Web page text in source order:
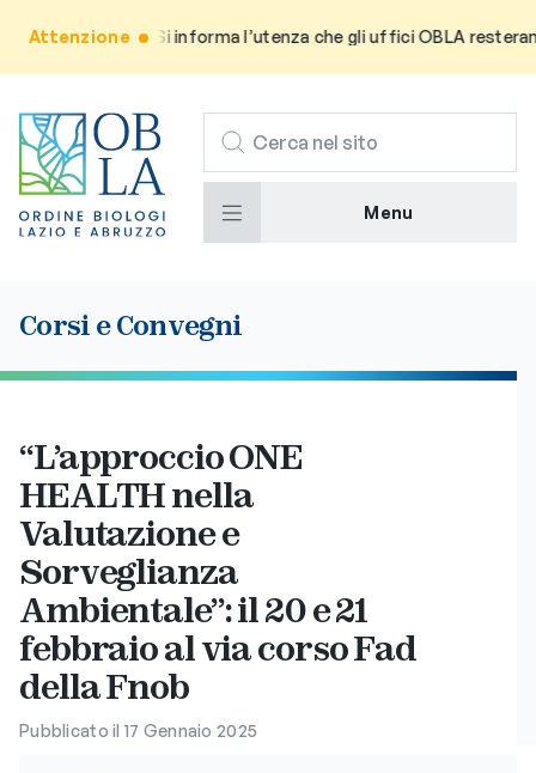
Attenzione
Avviso: Si informa l’utenza che gli uffici OBLA resteranno
CERCA
Menu
Corsi e Convegni
“L’approccio ONE
HEALTH nella
Valutazione e
Sorveglianza
Ambientale”: il 20 e 21
febbraio al via corso Fad
della Fnob
Pubblicato il 17 Gennaio 2025